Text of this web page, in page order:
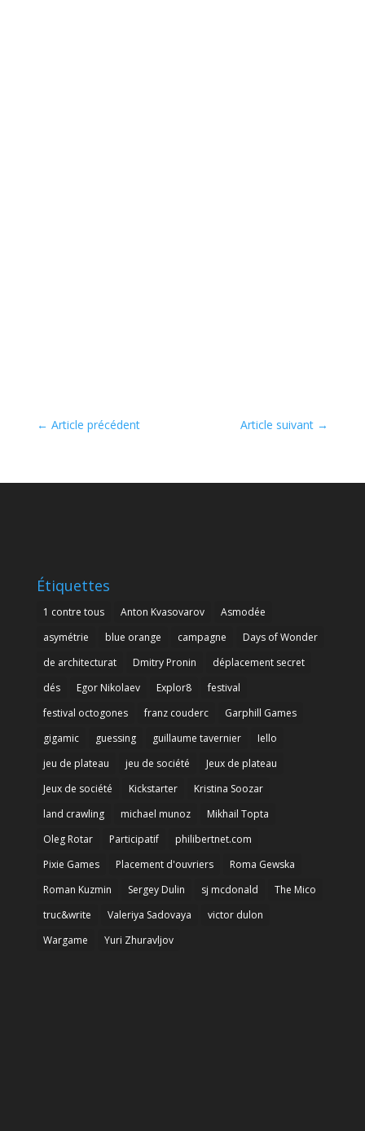
← Article précédent Article suivant →
Étiquettes
1 contre tous Anton Kvasovarov
Asmodée
asymétrie
blue orange campagne
Days of Wonder
de architecturat
Dmitry Pronin
déplacement secret
dés
Egor Nikolaev Explor8
festival
festival octogones
franz couderc
Garphill Games
gigamic
guessing guillaume tavernier
Iello
jeu de plateau
jeu de société
Jeux de plateau
Jeux de société
Kickstarter
Kristina Soozar
land crawling
michael munoz
Mikhail Topta
Oleg Rotar
Participatif
philibertnet.com
Pixie Games
Placement d'ouvriers
Roma Gewska
Roman Kuzmin
Sergey Dulin sj mcdonald
The Mico
truc&write
Valeriya Sadovaya
victor dulon
Wargame
Yuri Zhuravljov